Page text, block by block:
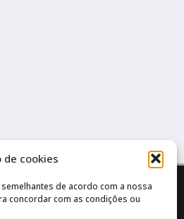
de cookies
de acordo com a nossa
concordar com as condições ou